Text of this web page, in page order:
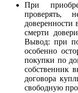
При
проверять,
доверенности
смерти
Вывод: при
особенно
покупки по
собственник
договора
свободную